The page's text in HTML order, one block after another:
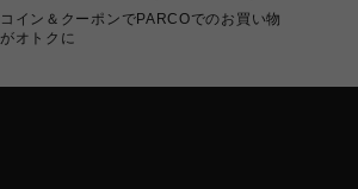
コイン＆クーポンでPARCOでのお買い物
がオトクに